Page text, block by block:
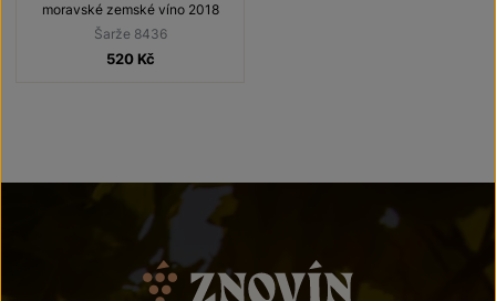
moravské zemské víno 2018
Šarže 8436
520 Kč